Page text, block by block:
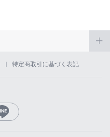
特定商取引に基づく表記